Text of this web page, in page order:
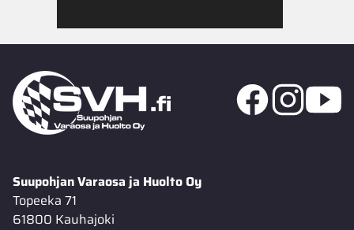
Suupohjan Varaosa ja Huolto Oy
Topeeka 71
61800 Kauhajoki